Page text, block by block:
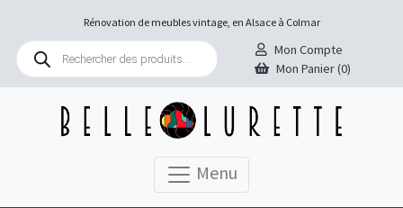
Rénovation de meubles vintage, en Alsace à Colmar
Recherche
produits
Mon Compte
Mon Panier (0)
Menu